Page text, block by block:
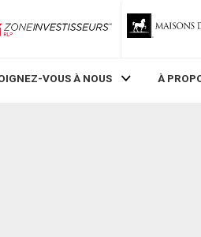
ZoneInvestisseurs RLP
VOUS À NOUS À